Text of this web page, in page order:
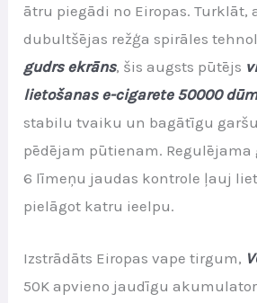
ātru piegādi no Eiropas. Turklāt,
dubultšējas režģa spirāles
gudrs ekrāns, šis augsts pūtējs
lietošanas e-cigarete 50000
stabilu tvaiku un bagātīgu
pēdējam pūtienam.
6 līmeņu jaudas kontrole ļauj
pielāgot katru ieelpu.
Izstrādāts Eiropas vape tirgum,
50K apvieno jaudīgu